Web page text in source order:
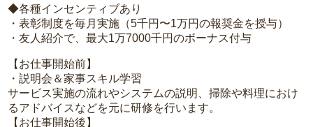
◆各種インセンティブあり
・表彰制度を毎月実施（5千円〜1万円の報奨金を授与）
・友人紹介で、最大1万7000千円のボーナス付与
【お仕事開始前】
・説明会＆家事スキル学習
サービス実施の流れやシステムの説明、掃除や料理におけ
るアドバイスなどを元に研修を行います。
【お仕事開始後】